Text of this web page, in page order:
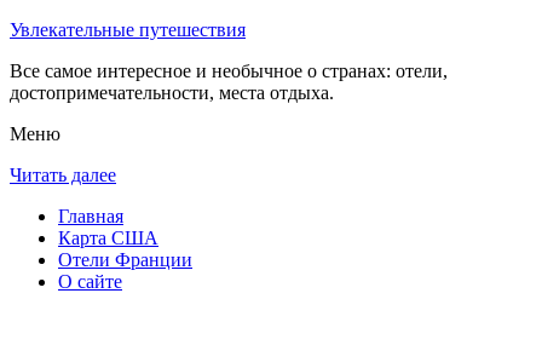
Увлекательные путешествия
Все самое интересное и необычное о странах: отели,
достопримечательности, места отдыха.
Меню
Читать далее
Главная
Карта США
Отели Франции
О сайте